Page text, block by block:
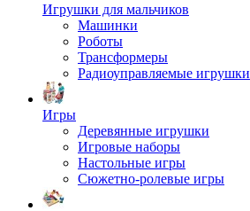
Игрушки для мальчиков
Машинки
Роботы
Трансформеры
Радиоуправляемые игрушки
Игры
Деревянные игрушки
Игровые наборы
Настольные игры
Сюжетно-ролевые игры